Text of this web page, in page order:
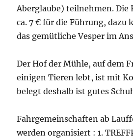
Aberglaube) teilnehmen. Die
ca. 7 € für die Führung, dazu
das gemütliche Vesper im
Der Hof der Mühle, auf dem
einigen Tieren lebt, ist mit
belegt deshalb ist gutes
Fahrgemeinschaften ab
werden organisiert : 1.